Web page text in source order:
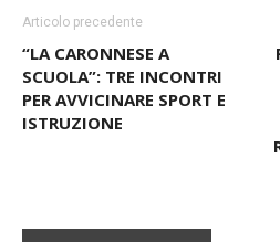
“LA CARONNESE A
SCUOLA”: TRE INCONTRI
PER AVVICINARE SPORT E
ISTRUZIONE